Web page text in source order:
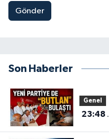
Gönder
Son Haberler
Genel
23:48 .